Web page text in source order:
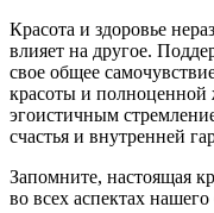
Красота и здоровье
влияет на другое.
свое общее
красоты и
эгоистичным
счастья и внутренней
Запомните, настоящая
во всех аспектах